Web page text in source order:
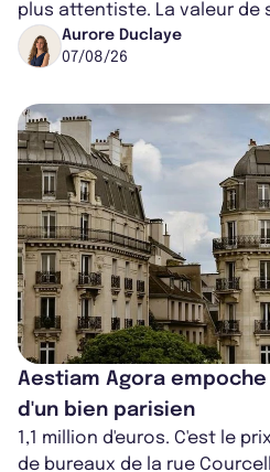
plus attentiste. La valeur de
progresse de 3,8% à
Aurore Duclaye
07/08/26
Aestiam Agora empoche
d'un bien parisien
1,1 million d'euros. C'est le
de bureaux de la rue